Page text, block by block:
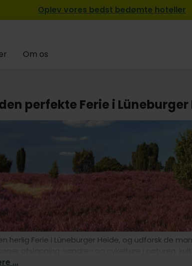
Oplev vores bedst bedømte hoteller
Om os
perfekte Ferie i Lüneburger
herlig Ferie i Lüneburger Heide, og udforsk de
...